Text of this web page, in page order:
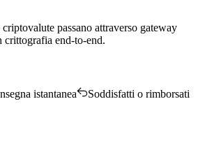
passano attraverso gateway
end-to-end.
istantanea Soddisfatti o rimborsati